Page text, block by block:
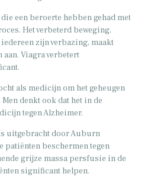
een beroerte hebben gehad met
Het verbeterd beweging,
zijn verbazing, maakt
Viagra verbetert
als medicijn om het geheugen
denkt ook dat het in de
tegen Alzheimer.
uitgebracht door Auburn
beschermen tegen
grijze massa persfusie in de
significant helpen.